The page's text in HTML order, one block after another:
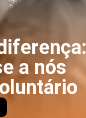
a nós